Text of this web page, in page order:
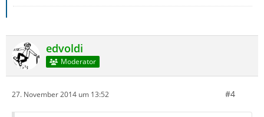
edvoldi
Moderator
27. November 2014 um 13:52 #4